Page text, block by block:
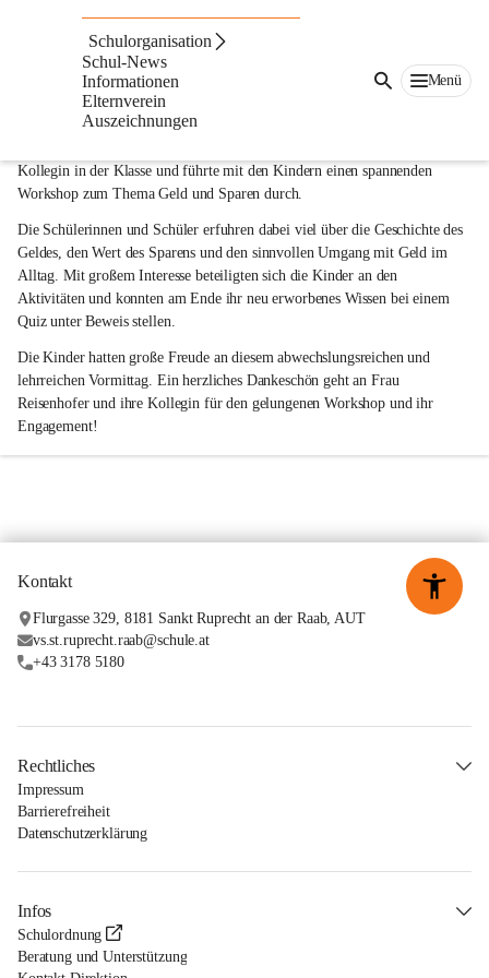
Schulorganisation
Schul-News
Informationen
Elternverein
Auszeichnungen
Menü
Volksschule St. Ruprecht an der Raab
vor 9 Monaten
Workshop zum Thema „Geld und Sparen“ mit Frau Reisenhofer
Kollegin in der Klasse und führte mit den Kindern einen spannenden
Workshop zum Thema Geld und Sparen durch.
Die Schülerinnen und Schüler erfuhren dabei viel über die Geschichte des
Geldes, den Wert des Sparens und den sinnvollen Umgang mit Geld im
Alltag. Mit großem Interesse beteiligten sich die Kinder an den
Aktivitäten und konnten am Ende ihr neu erworbenes Wissen bei einem
Quiz unter Beweis stellen.
Die Kinder hatten große Freude an diesem abwechslungsreichen und
lehrreichen Vormittag. Ein herzliches Dankeschön geht an Frau
Reisenhofer und ihre Kollegin für den gelungenen Workshop und ihr
Engagement!
Kontakt
Flurgasse 329, 8181 Sankt Ruprecht an der Raab, AUT
vs.st.ruprecht.raab@schule.at
+43 3178 5180
Rechtliches
Impressum
Barrierefreiheit
Datenschutzerklärung
Infos
Schulordnung
Beratung und Unterstützung